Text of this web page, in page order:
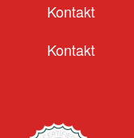
Kontakt
Kontakt